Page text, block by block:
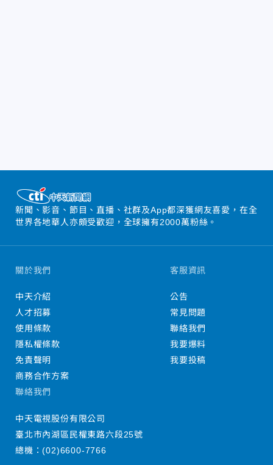
新聞、影音、節目、直播、社群及App都深獲網友喜愛，在全
世界各地華人亦頗受歡迎，全球擁有2000萬粉絲。
關於我們
中天介紹
人才招募
使用條款
隱私權條款
免責聲明
商務合作方案
客服資訊
公告
常見問題
聯絡我們
我要爆料
我要投稿
聯絡我們
中天電視股份有限公司
臺北市內湖區民權東路六段25號
總機：(02)6600-7766